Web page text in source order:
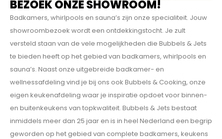
BEZOEK ONZE SHOWROOM!
Badkamers, whirlpools en sauna’s zijn onze specialiteit. Jouw
showroombezoek wordt een ontdekkings­tocht. Je zult
versteld staan van de vele mogelijkheden die Bubbels & Jets
te bieden heeft op het gebied van badkamers, whirlpools en
sauna’s. Naast onze uitgebreide badkamer- en
wellnessafdeling vind je bij ons ook Bubbels & Cooking, onze
eigen keukenafdeling waar je inspiratie opdoet voor binnen-
en buitenkeukens van topkwaliteit. Bubbels & Jets bestaat
inmiddels meer dan 25 jaar en is in heel Nederland een begrip